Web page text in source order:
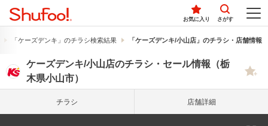
お気に入り さがす
「ケーズデンキ」のチラシ検索結果 「ケーズデンキ/小山店」のチラシ・店舗情報
ケーズデンキ/小山店のチラシ・セール情報（栃
木県小山市）
チラシ 店舗詳細